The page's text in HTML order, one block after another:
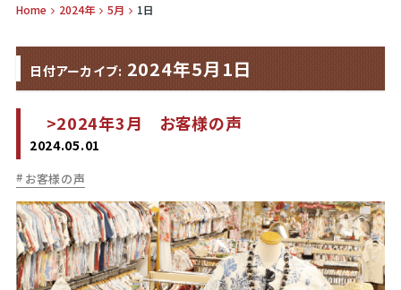
Home 2024年 5月 1日
日付アーカイブ: 2024年5月1日
>2024年3月 お客様の声
2024.05.01
お客様の声